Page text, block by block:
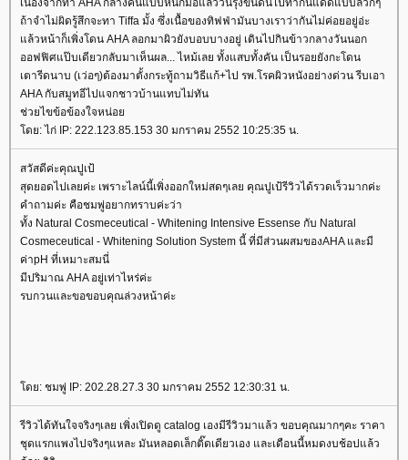
ถ้าจำไม่ผิดรู้สึกจะทา Tiffa มั้ง ซึ่งเนื้อของทิฟฟ่ามันบางเราว่ากันไม่ค่อยอยู่อ่ะ
ล้วหน้าก็เพิ่งโดน AHA ลอกมาผิวยังบอบบางอยู่ เดินไปกินข้าวกลางวันนอก
ออฟฟิศแป๊บเดียวกลับมาเห็นผล... ไหม้เลย ทั้งแสบทั้งคัน เป็นรอยยังกะโดน
เตารีดนาบ (เว่อๆ)ต้องมาตั้งกระทู้ถามวิธีแก้+ไป รพ.โรคผิวหนังอย่างด่วน รีบเอา
AHA กับสมูทอีไปแจกชาวบ้านแทบไม่ทัน
ช่วยไขข้อข้องใจหน่อ
ดย: ไก่ IP: 222.123.85.153 30 มกราคม 2552 10:25:35 น.
สวัสดีค่ะคุณปูเป้
สุดยอดไปเลยค่ะ เพราะไลน์นี้เพิ่งออกใหม่สดๆเลย คุณปูเป้รีวิวได้รวดเร็วมากค่ะ
คำถามค่ะ คือชมพู่อยากทราบค่ะว่า
ทั้ง Natural Cosmeceutical - Whitening Intensive Essense กับ Natural
Cosmeceutical - Whitening Solution System นี้ ที่มีส่วนผสมของAHA และมี
ค่าpH ที่เหมาะสมนี่
มีปริมาณ AHA อยู่เท่าไหร่ค่ะ
รบกวนและขอขอบคุณล่วงหน้าค่ะ
ดย: ชมพู่ IP: 202.28.27.3 30 มกราคม 2552 12:30:31 น.
รีวิวได้ทันใจจริงๆเลย เพิ่งเปิดดู catalog เองมีรีวิวมาแล้ว ขอบคุณมากๆคะ ราคา
ชุดแรกแพงไปจริงๆแหละ มันหลอดเล็กติ๊ดเดียวเอง และเดือนนี้หมดงบช้อปแล้ว